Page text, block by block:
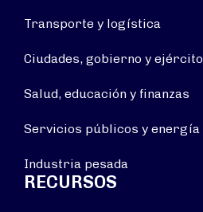
Transporte y logística
Ciudades, gobierno y ejército
Salud, educación y finanzas
Servicios públicos y energía
Industria pesada
RECURSOS